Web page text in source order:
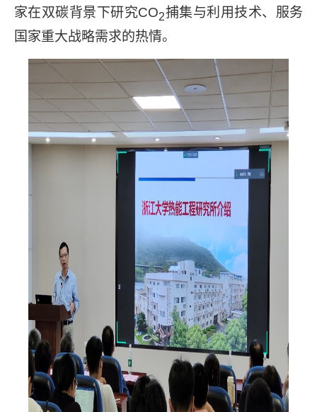
家在双碳背景下研究CO2捕集与利用技术、服务
国家重大战略需求的热情。